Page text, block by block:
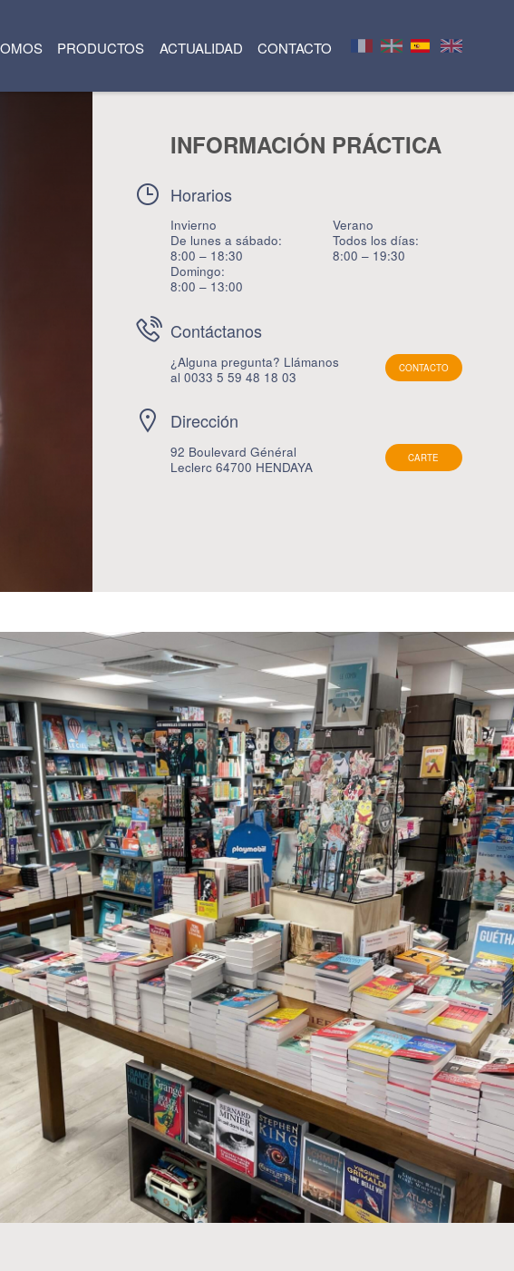
PRODUCTOS ACTUALIDAD CONTACTO
INFORMACIÓN PRÁCTICA
Horarios
Invierno
De lunes a sábado:
8:00 – 18:30
Domingo:
8:00 – 13:00
Verano
Todos los días:
8:00 – 19:30
Contáctanos
¿Alguna pregunta? Llámanos
al 0033 5 59 48 18 03
CONTACTO
Dirección
92 Boulevard Général
Leclerc 64700 HENDAYA
CARTE